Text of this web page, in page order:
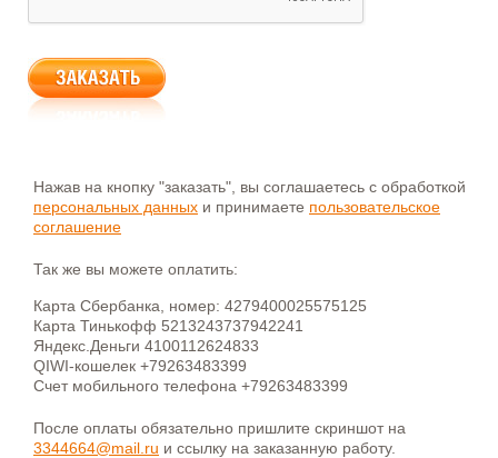
Нажав на кнопку "заказать", вы соглашаетесь с обработкой
персональных данных и принимаете пользовательское
соглашение
Так же вы можете оплатить:
Карта Сбербанка, номер: 4279400025575125
Карта Тинькофф 5213243737942241
Яндекс.Деньги 4100112624833
QIWI-кошелек +79263483399
Счет мобильного телефона +79263483399
После оплаты обязательно пришлите скриншот на
3344664@mail.ru и ссылку на заказанную работу.